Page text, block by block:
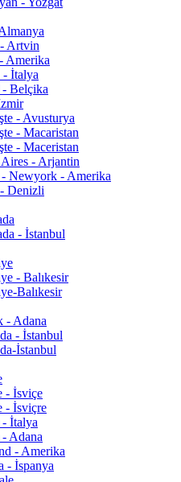
Artvin
Amerika
İtalya
Belçika
- Avusturya
- Macaristan
- Maceristan
- Arjantin
Newyork - Amerika
Denizli
- İstanbul
- Balıkesir
Balıkesir
- Adana
- İstanbul
İstanbul
- İsviçe
- İsviçre
İtalya
Adana
- Amerika
- İspanya